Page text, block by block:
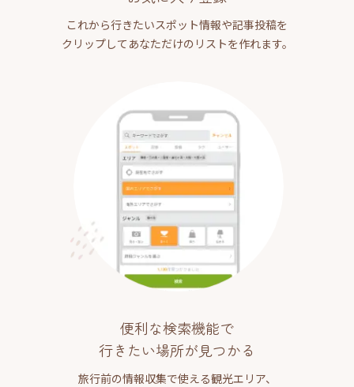
これから行きたいスポット情報や記事投稿を
クリップしてあなただけのリストを作れます。
便利な検索機能で
行きたい場所が見つかる
旅行前の情報収集で使える観光エリア、